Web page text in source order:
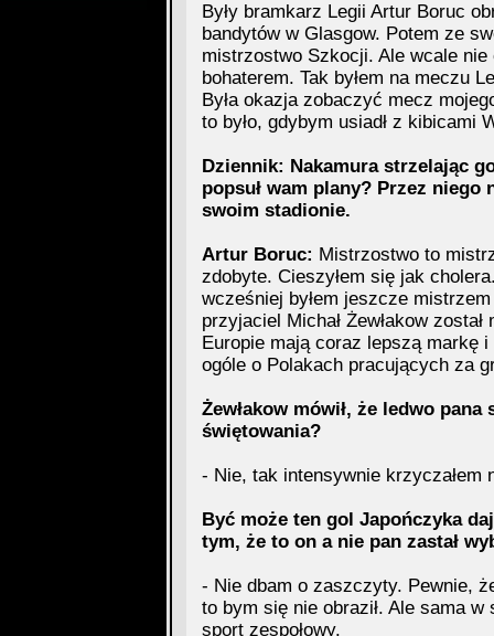
Były bramkarz Legii Artur Boruc
bandytów w Glasgow. Potem ze
mistrzostwo Szkocji. Ale wcale
bohaterem. Tak byłem na meczu
Była okazja zobaczyć mecz
to było, gdybym usiadł z kibicami
Dziennik: Nakamura strzelając
popsuł wam plany? Przez
swoim stadionie.
Artur Boruc: Mistrzostwo to
zdobyte. Cieszyłem się jak
wcześniej byłem jeszcze
przyjaciel Michał Żewłakow
Europie mają coraz lepszą markę
ogóle o Polakach pracujących za
Żewłakow mówił, że ledwo pana
świętowania?
- Nie, tak intensywnie krzyczałem
Być może ten gol Japończyka
tym, że to on a nie pan zastał
- Nie dbam o zaszczyty. Pewnie,
to bym się nie obraził. Ale sama
sport zespołowy.